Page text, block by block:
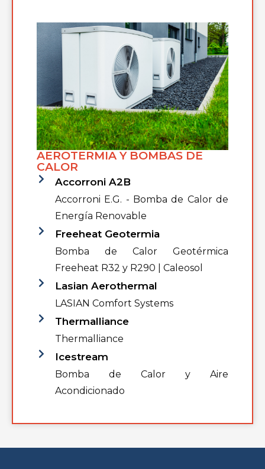
AEROTERMIA Y BOMBAS DE
CALOR
Accorroni A2B
Accorroni E.G. - Bomba de Calor de
Energía Renovable
Freeheat Geotermia
Bomba de Calor Geotérmica
Freeheat R32 y R290 | Caleosol
Lasian Aerothermal
LASIAN Comfort Systems
Thermalliance
Thermalliance
Icestream
Bomba de Calor y Aire
Acondicionado